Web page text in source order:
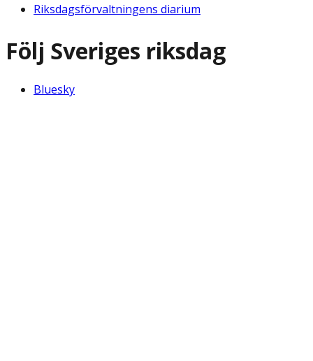
Riksdagsförvaltningens diarium
Följ Sveriges riksdag
Bluesky